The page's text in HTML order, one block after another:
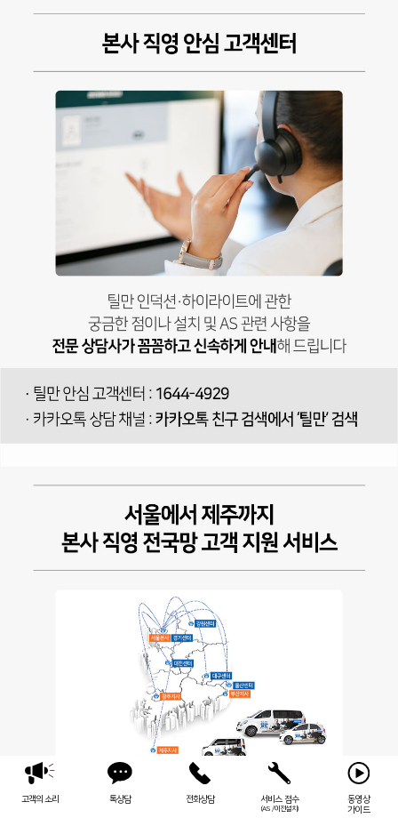
고객의 소리 톡상담 전화상담 서비스 접수
(AS / 이전설치)
동영상
가이드